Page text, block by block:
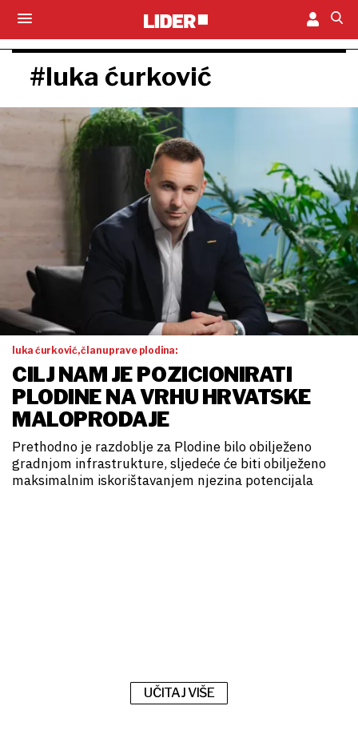
#luka ćurković
luka ćurković, član uprave plodina:
CILJ NAM JE POZICIONIRATI
PLODINE NA VRHU HRVATSKE
MALOPRODAJE
Prethodno je razdoblje za Plodine bilo obilježeno
gradnjom infrastrukture, sljedeće će biti obilježeno
maksimalnim iskorištavanjem njezina potencijala
UČITAJ VIŠE